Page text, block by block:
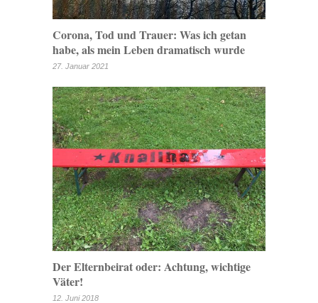
Corona, Tod und Trauer: Was ich getan
habe, als mein Leben dramatisch wurde
27. Januar 2021
Der Elternbeirat oder: Achtung, wichtige
Väter!
12. Juni 2018